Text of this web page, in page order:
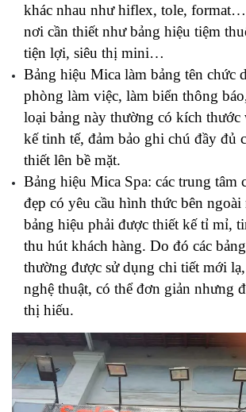
khác nhau như hiflex, tole,
nơi cần thiết như bảng hiệu tiệm
tiện lợi, siêu thị mini…
Bảng hiệu Mica làm bảng tên chức
phòng làm việc, làm biển thông
loại bảng này thường có kích thước
kế tinh tế, đảm bảo ghi chú đầy đủ
thiết lên bề mặt.
Bảng hiệu Mica Spa: các trung tâm
đẹp có yêu cầu hình thức bên ngoài
bảng hiệu phải được thiết kế tỉ mỉ,
thu hút khách hàng. Do đó các
thường được sử dụng chi tiết mới
nghệ thuật, có thể đơn giản nhưng
thị hiếu.